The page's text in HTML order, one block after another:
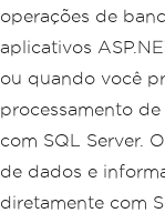
operações de
aplicativos
ou quando você
processamento
com SQL Server.
de dados e
diretamente com